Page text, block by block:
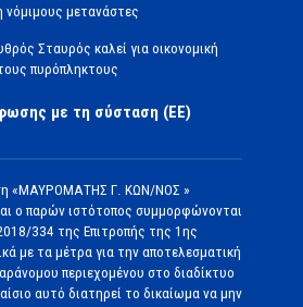
νόμιμους μετανάστες
Σταυρός καλεί για οικονομική
πυρόπληκτους
με τη σύσταση (ΕΕ)
«ΜΑΥΡΟΜΑΤΗΣ Γ. ΚΩΝ/ΝΟΣ »
ο παρών ιστότοπος συμμορφώνονται
334 της Επιτροπής της 1ης
με τα μέτρα για την αποτελεσματική
περιεχομένου στο διαδίκτυο
αυτό διατηρεί το δικαίωμα να μην